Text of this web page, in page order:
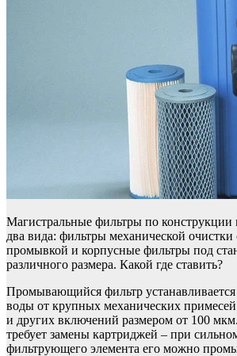
Магистральные фильтры по конструкции
два вида: фильтры механической очистки
промывкой и корпусные фильтры под
различного размера. Какой где ставить?
Промывающийся фильтр устанавливается
воды от крупных механических
и других включений размером от 100
требует замены картриджей – при
фильтрующего элемента его можно